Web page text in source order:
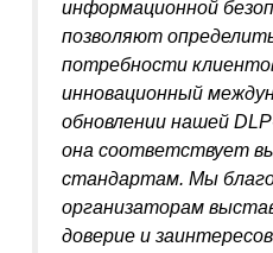
информационной
позволяют
потребности
инновационный
обновлении нашей
она соответствует
стандартам. Мы
организаторам
доверие и